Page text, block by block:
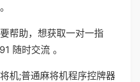
帮助，想获取一对一指
随时交流 。
机;普通麻将机程序控牌器